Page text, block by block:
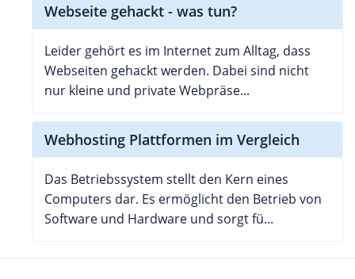
Webseite gehackt - was tun?
Leider gehört es im Internet zum Alltag, dass
Webseiten gehackt werden. Dabei sind nicht
nur kleine und private Webpräse...
Webhosting Plattformen im Vergleich
Das Betriebssystem stellt den Kern eines
Computers dar. Es ermöglicht den Betrieb von
Software und Hardware und sorgt fü...